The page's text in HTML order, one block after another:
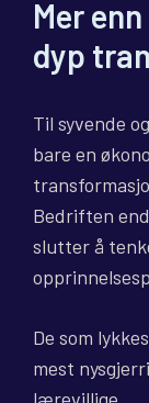
Mer
dyp
Til syvende
bare en
Bedriften
slutter å
De som
mest